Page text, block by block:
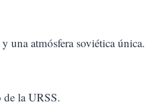
una atmósfera soviética única.
de la URSS.